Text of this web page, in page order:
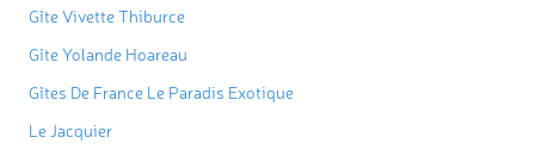
Gîte Vivette Thiburce
Gîte Yolande Hoareau
Gîtes De France Le Paradis Exotique
Le Jacquier